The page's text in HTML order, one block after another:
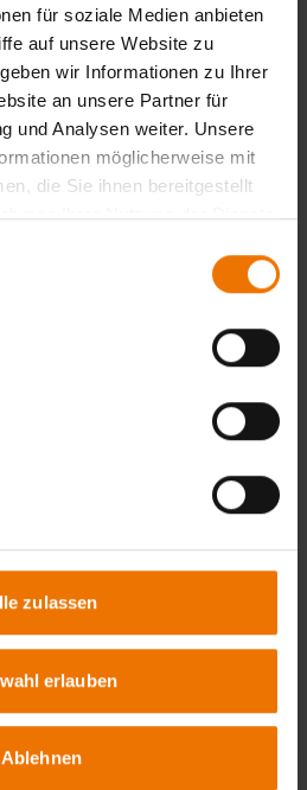
für soziale Medien anbieten
auf unsere Website zu
wir Informationen zu Ihrer
an unsere Partner für
und Analysen weiter. Unsere
möglicherweise mit
die Sie ihnen bereitgestellt
Ihrer Nutzung der Dienste
zulassen
erlauben
Ablehnen
an Neubauwerken
durch erfahrene
Voraussetzungen ein
herstellen zu lassen. Es
dass Sie mit dem Einsatz
ein besseres
an, wir freuen uns auf Ihre
(ZfP)
Hersteller wissen, dass sie von uns